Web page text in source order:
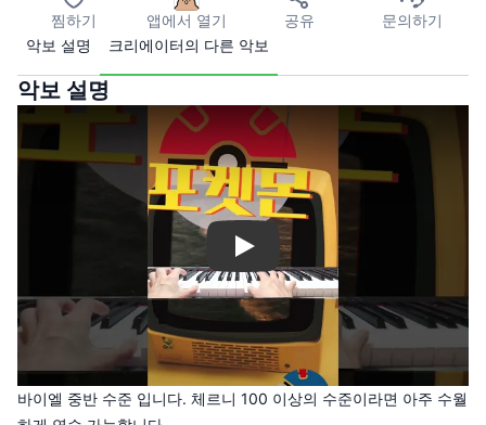
찜하기 앱에서 열기 공유
문의하기
악보 설명
크리에이터의 다른 악보
악보 설명
Play
바이엘 중반 수준 입니다. 체르니 100 이상의 수준이라면 아주 수월